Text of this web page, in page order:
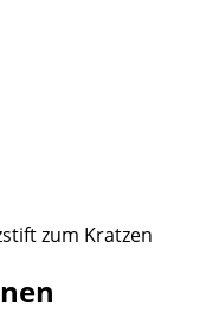
zum Kratzen